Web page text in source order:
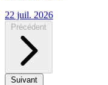
22 juil. 2026
Précédent
Suivant